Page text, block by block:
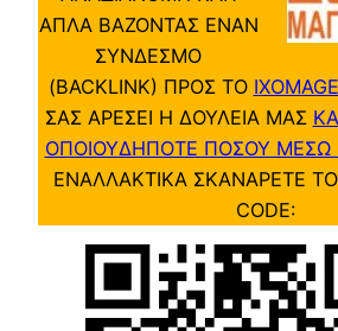
ΑΠΛΑ ΒΑΖΟΝΤΑΣ ΕΝΑΝ
ΣΥΝΔΕΣΜΟ
(BACKLINK) ΠΡΟΣ ΤΟ
ΣΑΣ ΑΡΕΣΕΙ Η ΔΟΥΛΕΙΑ ΜΑΣ
ΟΠΟΙΟΥΔΗΠΟΤΕ ΠΟΣΟΥ ΜΕΣΩ
ΕΝΑΛΛΑΚΤΙΚΑ ΣΚΑΝΑΡΕΤΕ
CODE: